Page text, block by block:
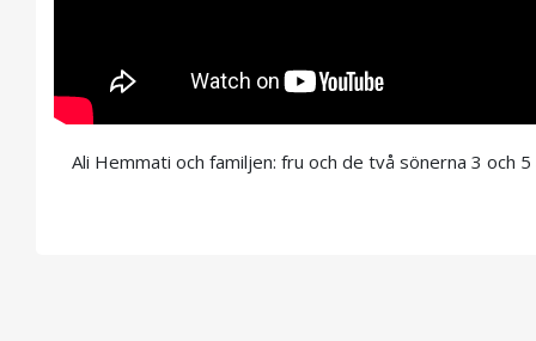
Ali Hemmati och familjen: fru och de två sönerna 3 och